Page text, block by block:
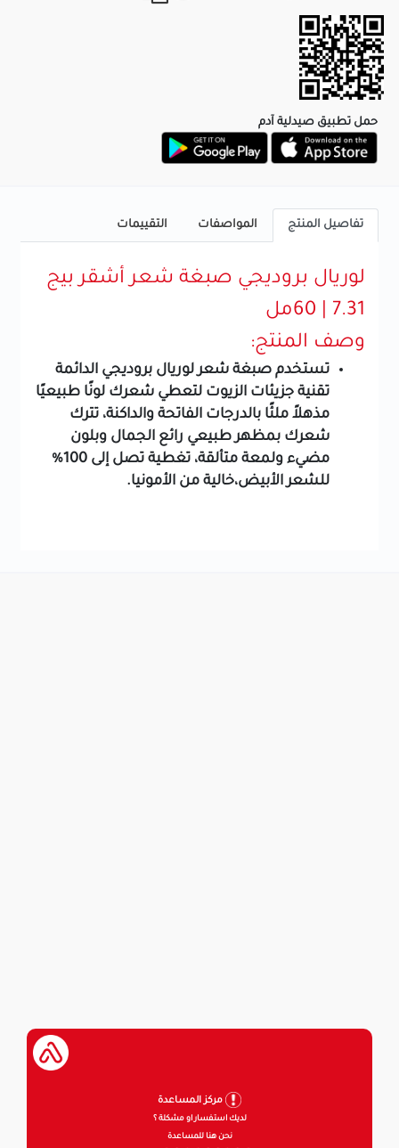
حمل تطبيق صيدلية آدم
تفاصيل المنتج المواصفات التقييمات
لوريال بروديجي صبغة شعر أشقر بيج
7.31 | 60مل
وصف المنتج:
تستخدم صبغة شعر لوريال بروديجي الدائمة
تقنية جزيئات الزيوت لتعطي شعرك لونًا طبيعيًا
مذهلاً ملئًا بالدرجات الفاتحة والداكنة، تترك
شعرك بمظهر طبيعي رائع الجمال وبلون
مضيء ولمعة متألقة، تغطية تصل إلى 100%
للشعر الأبيض،خالية من الأمونيا.
مركز المساعدة
لديك استفسار او مشكلة ؟
نحن هنا للمساعدة